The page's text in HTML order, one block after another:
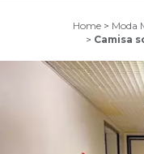
Home > Moda
> Camisa